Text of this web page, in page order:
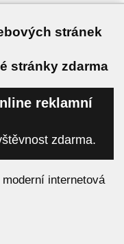
stránek
stránky zdarma
reklamní
zdarma.
internetová